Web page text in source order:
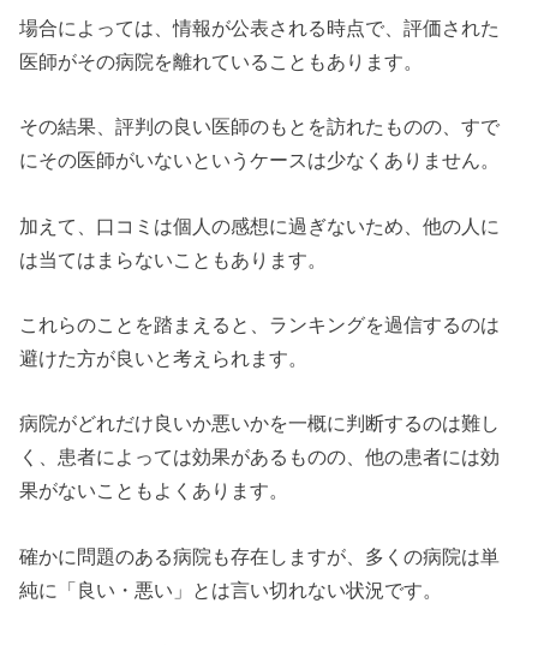
場合によっては、情報が公表される時点で、評価された
医師がその病院を離れていることもあります。
その結果、評判の良い医師のもとを訪れたものの、すで
にその医師がいないというケースは少なくありません。
加えて、口コミは個人の感想に過ぎないため、他の人に
は当てはまらないこともあります。
これらのことを踏まえると、ランキングを過信するのは
避けた方が良いと考えられます。
病院がどれだけ良いか悪いかを一概に判断するのは難し
く、患者によっては効果があるものの、他の患者には効
果がないこともよくあります。
確かに問題のある病院も存在しますが、多くの病院は単
純に「良い・悪い」とは言い切れない状況です。